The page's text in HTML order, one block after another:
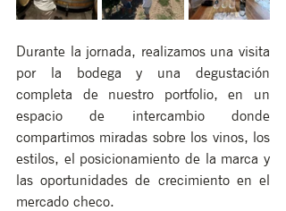
Durante la jornada, realizamos una visita
por la bodega y una degustación
completa de nuestro portfolio, en un
espacio de intercambio donde
compartimos miradas sobre los vinos, los
estilos, el posicionamiento de la marca y
las oportunidades de crecimiento en el
mercado checo.